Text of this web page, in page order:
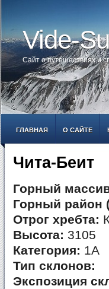
Vide-
Сайт о путешествиях и
ГЛАВНАЯ О САЙТЕ
Чита-Беит
Горный
Горный район
Отрог хребта:
Высота: 3105
Категория: 1А
Тип склонов:
Экспозиция